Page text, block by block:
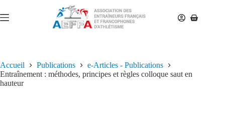
Accueil Publications
e-Articles - Publications
Entraînement : méthodes, principes et règles colloque saut en
hauteur